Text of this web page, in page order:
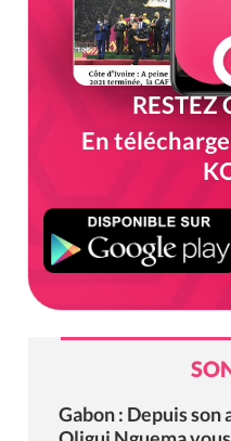
RESTEZ
En
Gabon : Depuis son